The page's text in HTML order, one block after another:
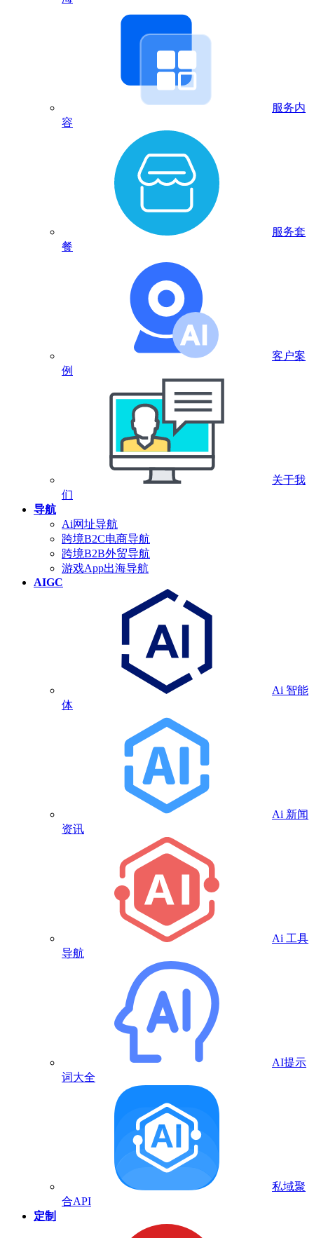
服务内
容
服务套
餐
客户案
例
关于我
们
导航
Ai网址导航
跨境B2C电商导航
跨境B2B外贸导航
游戏App出海导航
AIGC
Ai 智能
体
Ai 新闻
资讯
Ai 工具
导航
AI提示
词大全
私域聚
合API
定制